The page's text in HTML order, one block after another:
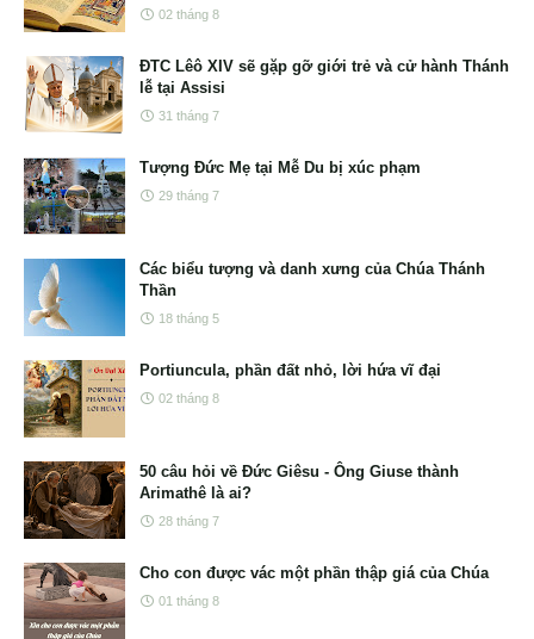
02 tháng 8
ĐTC Lêô XIV sẽ gặp gỡ giới trẻ và cử hành Thánh
lễ tại Assisi
31 tháng 7
Tượng Đức Mẹ tại Mễ Du bị xúc phạm
29 tháng 7
Các biểu tượng và danh xưng của Chúa Thánh
Thần
18 tháng 5
Portiuncula, phần đất nhỏ, lời hứa vĩ đại
02 tháng 8
50 câu hỏi về Đức Giêsu - Ông Giuse thành
Arimathê là ai?
28 tháng 7
Cho con được vác một phần thập giá của Chúa
01 tháng 8